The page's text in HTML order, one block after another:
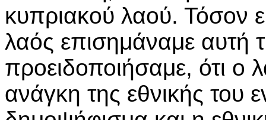
κυπριακού λαού. Τόσον
λαός επισημάναμε αυτή
προειδοποιήσαμε, ότι ο
ανάγκη της εθνικής του